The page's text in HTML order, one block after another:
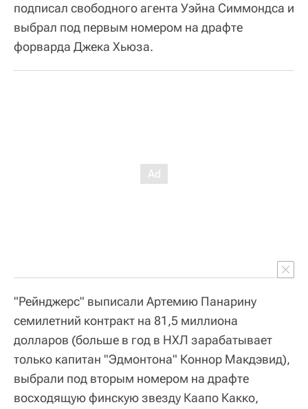
подписал свободного агента Уэйна Симмондса и
выбрал под первым номером на драфте
форварда Джека Хьюза.
"Рейнджерс" выписали Артемию Панарину
семилетний контракт на 81,5 миллиона
долларов (больше в год в НХЛ зарабатывает
только капитан "Эдмонтона" Коннор Макдэвид),
выбрали под вторым номером на драфте
восходящую финскую звезду Каапо Какко,